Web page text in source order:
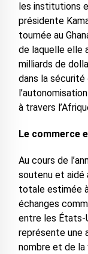
les institutions
présidente
tournée au
de laquelle elle
milliards de
dans la
à travers
Le commerce
Au cours de
soutenu et aidé
totale estimée
échanges
entre les États-
représente une
nombre et de